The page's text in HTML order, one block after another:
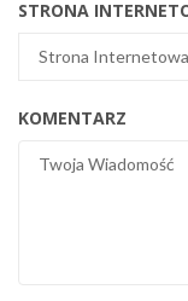
STRONA
KOMENTARZ